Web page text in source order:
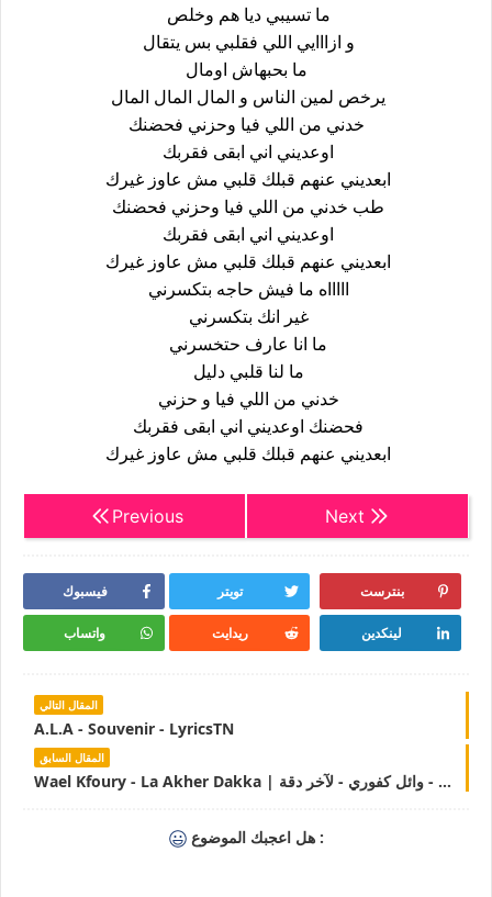
ما تسيبي ديا هم وخلص
و ازااايي اللي فقلبي بس يتقال
ما بحبهاش اومال
يرخص لمين الناس و المال المال المال
خدني من اللي فيا وحزني فحضنك
اوعديني اني ابقى فقربك
ابعديني عنهم قبلك قلبي مش عاوز غيرك
طب خدني من اللي فيا وحزني فحضنك
اوعديني اني ابقى فقربك
ابعديني عنهم قبلك قلبي مش عاوز غيرك
اااااه ما فيش حاجه بتكسرني
غير انك بتكسرني
ما انا عارف حتخسرني
ما لنا قلبي دليل
خدني من اللي فيا و حزني
فحضنك اوعديني اني ابقى فقربك
ابعديني عنهم قبلك قلبي مش عاوز غيرك
Previous Next
فيسبوك تويتر بنترست
واتساب ريدايت لينكدين
المقال التالي
A.L.A - Souvenir - LyricsTN
المقال السابق
Wael Kfoury - La Akher Dakka | وائل كفوري - لآخر دقة - LyricsTN
هل اعجبك الموضوع :